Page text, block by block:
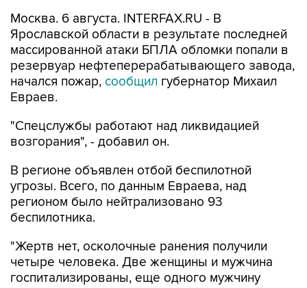
Москва. 6 августа. INTERFAX.RU - В
Ярославской области в результате последней
массированной атаки БПЛА обломки попали в
резервуар нефтеперерабатывающего завода,
начался пожар, сообщил губернатор Михаил
Евраев.
"Спецслужбы работают над ликвидацией
возгорания", - добавил он.
В регионе объявлен отбой беспилотной
угрозы. Всего, по данным Евраева, над
регионом было нейтрализовано 93
беспилотника.
"Жертв нет, осколочные ранения получили
четыре человека. Две женщины и мужчина
госпитализированы, еще одного мужчину